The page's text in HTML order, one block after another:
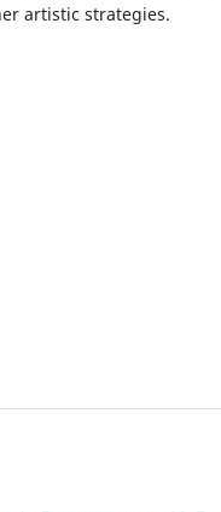
artistic strategies.